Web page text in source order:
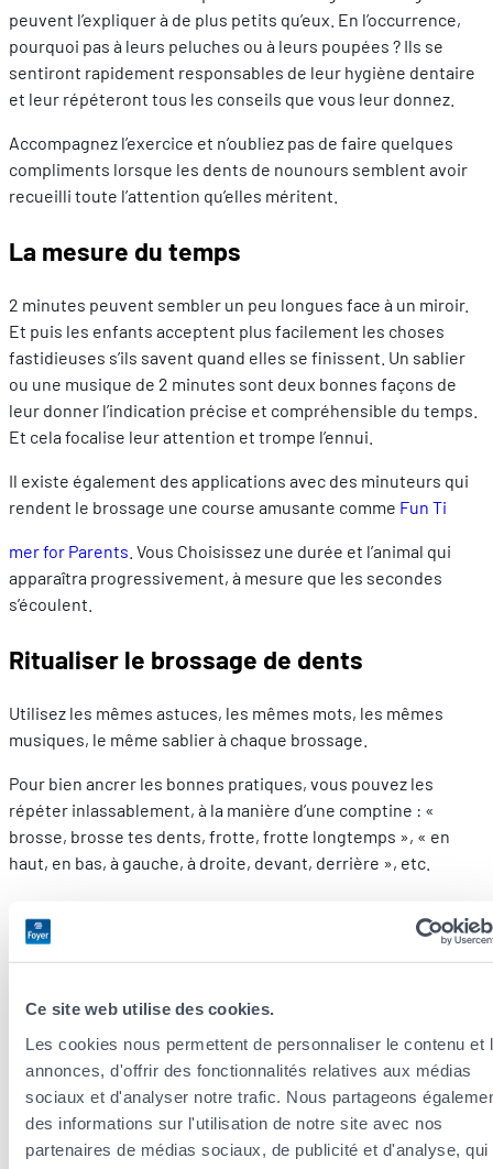
Ce site web utilise des cookies.
Les cookies nous permettent de personnaliser le contenu et
annonces, d'offrir des fonctionnalités relatives aux médias
sociaux et d'analyser notre trafic. Nous partageons
des informations sur l'utilisation de notre site avec nos
partenaires de médias sociaux, de publicité et d'analyse, qui
peuvent l’expliquer à de plus petits qu’eux. En l’occurrence,
pourquoi pas à leurs peluches ou à leurs poupées ? Ils se
sentiront rapidement responsables de leur hygiène dentaire
et leur répéteront tous les conseils que vous leur donnez.
Accompagnez l’exercice et n’oubliez pas de faire quelques
compliments lorsque les dents de nounours semblent avoir
recueilli toute l’attention qu’elles méritent.
La mesure du temps
2 minutes peuvent sembler un peu longues face à un miroir.
Et puis les enfants acceptent plus facilement les choses
fastidieuses s’ils savent quand elles se finissent. Un sablier
ou une musique de 2 minutes sont deux bonnes façons de
leur donner l’indication précise et compréhensible du temps.
Et cela focalise leur attention et trompe l’ennui.
Il existe également des applications avec des minuteurs qui
rendent le brossage une course amusante comme Fun Ti
mer for Parents . Vous Choisissez une durée et l’animal qui
apparaîtra progressivement, à mesure que les secondes
s’écoulent.
Ritualiser le brossage de dents
Utilisez les mêmes astuces, les mêmes mots, les mêmes
musiques, le même sablier à chaque brossage.
Pour bien ancrer les bonnes pratiques, vous pouvez les
répéter inlassablement, à la manière d’une comptine : «
brosse, brosse tes dents, frotte, frotte longtemps », « en
haut, en bas, à gauche, à droite, devant, derrière », etc.
Montrez l’exemple
pendant 2 minutes, si possible en la présence de votre
Et hop, le brossage devient un moment de partage.
Autonomisation du geste